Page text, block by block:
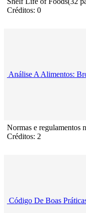
Créditos: 0
Análise A Alimentos:
Normas e regulamentos
Créditos: 2
Código De Boas